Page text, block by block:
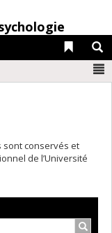
Liens
sont conservés et
de l’Université